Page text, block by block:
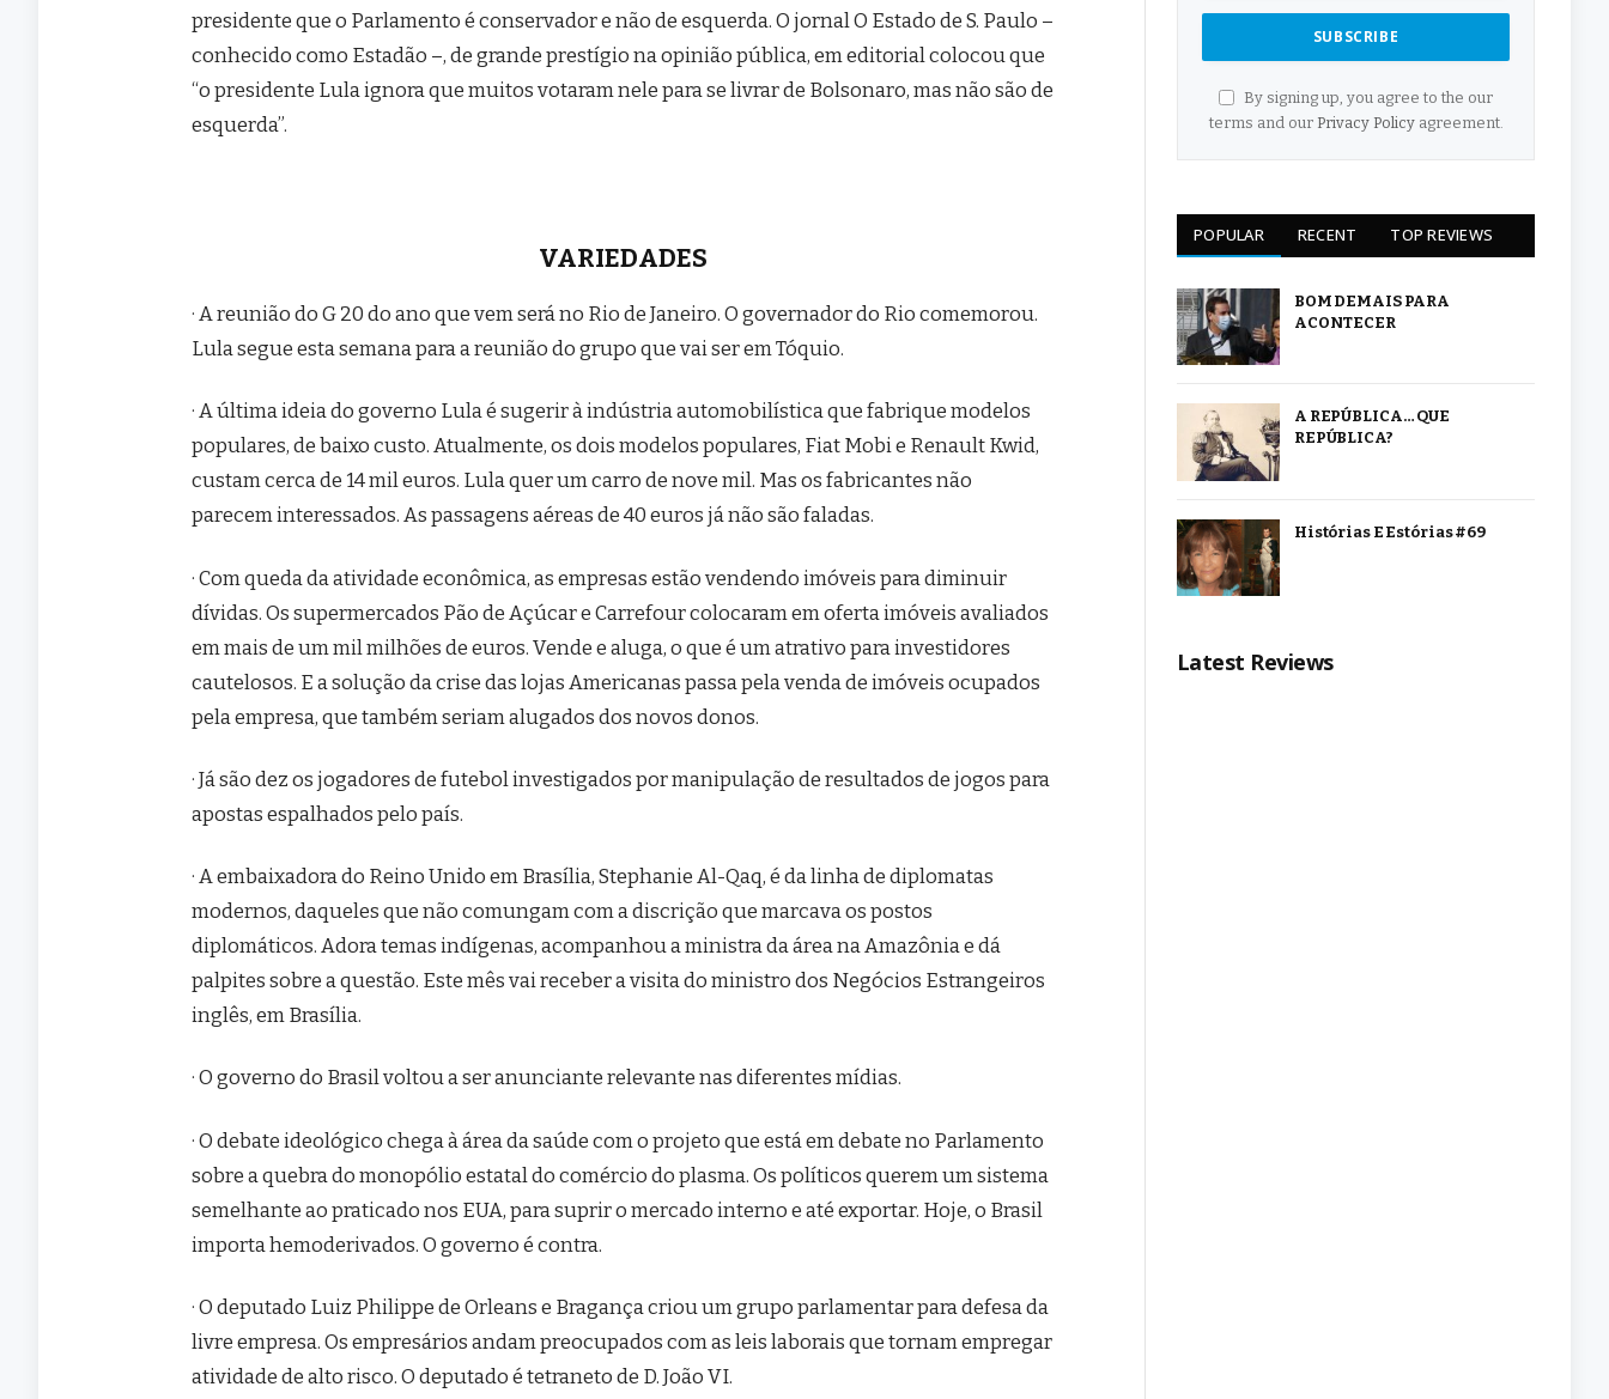
presidente que o Parlamento é conservador e não de esquerda. O jornal O Estado de S. Paulo –
conhecido como Estadão –, de grande prestígio na opinião pública, em editorial colocou que
“o presidente Lula ignora que muitos votaram nele para se livrar de Bolsonaro, mas não são de
esquerda”.
VARIEDADES
· A reunião do G 20 do ano que vem será no Rio de Janeiro. O governador do Rio comemorou.
Lula segue esta semana para a reunião do grupo que vai ser em Tóquio.
· A última ideia do governo Lula é sugerir à indústria automobilística que fabrique modelos
populares, de baixo custo. Atualmente, os dois modelos populares, Fiat Mobi e Renault Kwid,
custam cerca de 14 mil euros. Lula quer um carro de nove mil. Mas os fabricantes não
parecem interessados. As passagens aéreas de 40 euros já não são faladas.
· Com queda da atividade econômica, as empresas estão vendendo imóveis para diminuir
dívidas. Os supermercados Pão de Açúcar e Carrefour colocaram em oferta imóveis avaliados
em mais de um mil milhões de euros. Vende e aluga, o que é um atrativo para investidores
cautelosos. E a solução da crise das lojas Americanas passa pela venda de imóveis ocupados
pela empresa, que também seriam alugados dos novos donos.
· Já são dez os jogadores de futebol investigados por manipulação de resultados de jogos para
apostas espalhados pelo país.
· A embaixadora do Reino Unido em Brasília, Stephanie Al-Qaq, é da linha de diplomatas
modernos, daqueles que não comungam com a discrição que marcava os postos
diplomáticos. Adora temas indígenas, acompanhou a ministra da área na Amazônia e dá
palpites sobre a questão. Este mês vai receber a visita do ministro dos Negócios Estrangeiros
inglês, em Brasília.
· O governo do Brasil voltou a ser anunciante relevante nas diferentes mídias.
· O debate ideológico chega à área da saúde com o projeto que está em debate no Parlamento
sobre a quebra do monopólio estatal do comércio do plasma. Os políticos querem um sistema
semelhante ao praticado nos EUA, para suprir o mercado interno e até exportar. Hoje, o Brasil
importa hemoderivados. O governo é contra.
· O deputado Luiz Philippe de Orleans e Bragança criou um grupo parlamentar para defesa da
livre empresa. Os empresários andam preocupados com as leis laborais que tornam empregar
atividade de alto risco. O deputado é tetraneto de D. João VI.
By signing up, you agree to the our
terms and our Privacy Policyagreement.
POPULAR RECENT TOP REVIEWS
BOM DEMAIS PARA
ACONTECER
A REPÚBLICA… QUE
REPÚBLICA?
Histórias E Estórias #69
Latest Reviews